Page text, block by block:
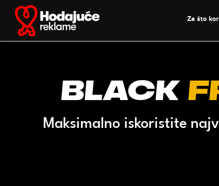
content
Za što
Black
Maksimalno iskoristite